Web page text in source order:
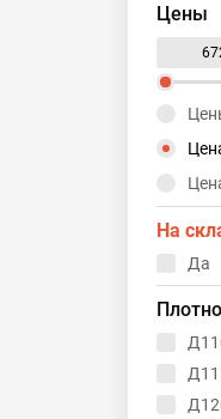
Цены
На
Да